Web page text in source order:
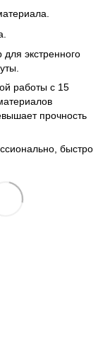
экстренного
работы с 15
прочность
быстро